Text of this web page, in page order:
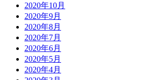
2020年10月
2020年9月
2020年8月
2020年7月
2020年6月
2020年5月
2020年4月